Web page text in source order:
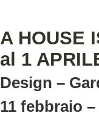
A HOUSE
al 1
Design –
11 febbraio